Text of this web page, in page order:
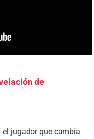
de
el jugador que cambia